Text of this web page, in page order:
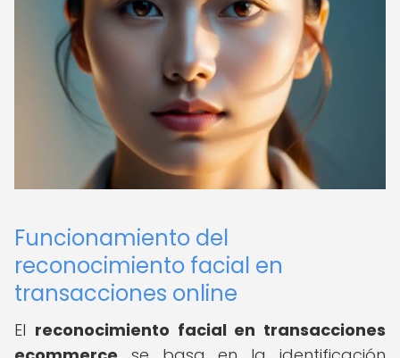
Funcionamiento del
reconocimiento facial en
transacciones online
El reconocimiento facial en transacciones